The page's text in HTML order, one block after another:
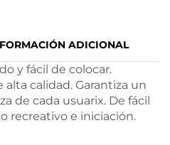
ADICIONAL
y fácil de colocar.
calidad. Garantiza un
de cada usuarix. De fácil
recreativo e iniciación.